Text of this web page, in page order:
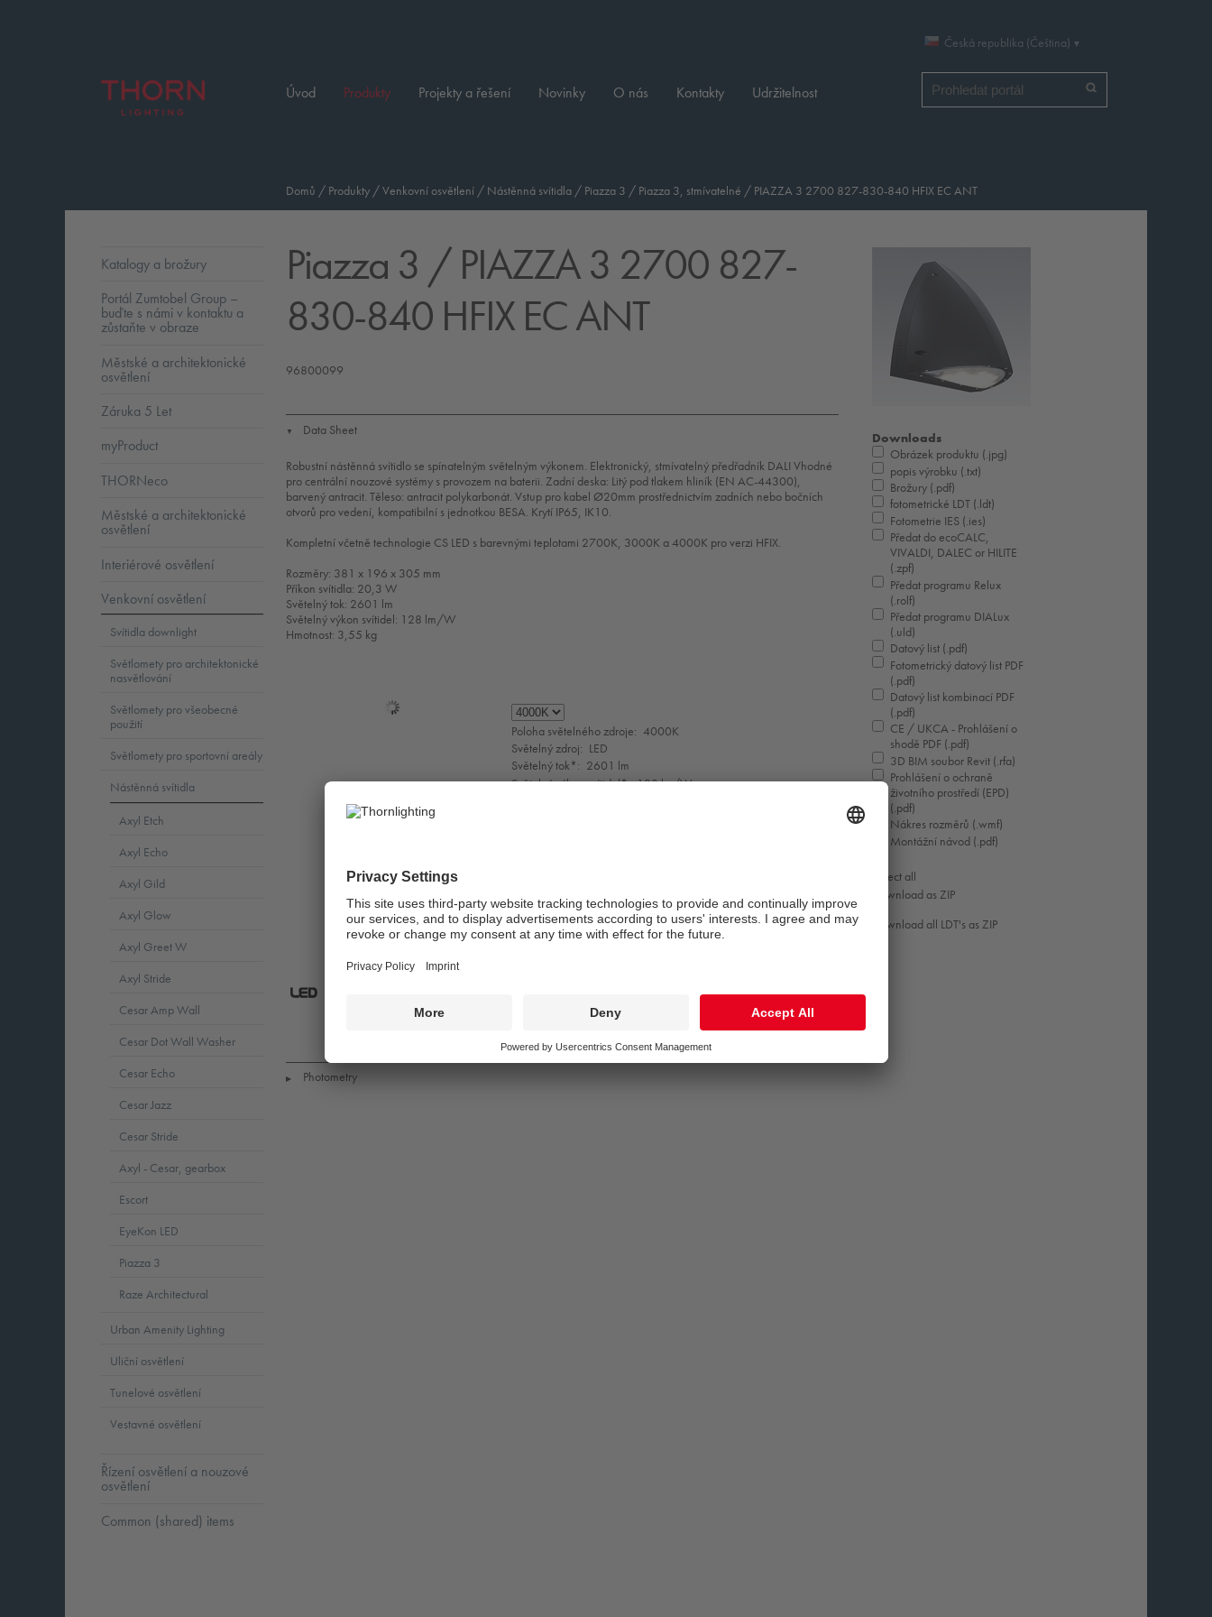
Česká republika (Čeština)
Úvod Produkty Projekty a řešení Novinky O nás Kontakty Udržitelnost
Domů / Produkty /Venkovní osvětlení / Nástěnná svítidla / Piazza 3 / Piazza 3, stmívatelné / PIAZZA 3 2700 827-830-840 HFIX EC ANT
Downloads
Obrázek produktu (.jpg)
popis výrobku (.txt)
Brožury (.pdf)
fotometrické LDT (.ldt)
Fotometrie IES (.ies)
Předat do ecoCALC,
VIVALDI, DALEC or HILITE
(.zpf)
Předat programu Relux
(.rolf)
Předat programu DIALux
(.uld)
Datový list (.pdf)
Fotometrický datový list PDF
(.pdf)
Datový list kombinací PDF
(.pdf)
CE / UKCA - Prohlášení o
shodě PDF (.pdf)
3D BIM soubor Revit (.rfa)
Prohlášení o ochraně
životního prostředí (EPD)
(.pdf)
Nákres rozměrů (.wmf)
Montážní návod (.pdf)
Select all
Download as ZIP
Download all LDT's as ZIP
Piazza 3 / PIAZZA 3 2700 827-
830-840 HFIX EC ANT
96800099
▼ Data Sheet
Robustní nástěnná svítidlo se spínatelným světelným výkonem. Elektronický, stmívatelný předřadník DALI Vhodné
pro centrální nouzové systémy s provozem na baterii. Zadní deska: Litý pod tlakem hliník (EN AC-44300),
barvený antracit. Těleso: antracit polykarbonát. Vstup pro kabel Ø20mm prostřednictvím zadních nebo bočních
otvorů pro vedení, kompatibilní s jednotkou BESA. Krytí IP65, IK10.
Kompletní včetně technologie CS LED s barevnými teplotami 2700K, 3000K a 4000K pro verzi HFIX.
Rozměry: 381 x 196 x 305 mm
Příkon svítidla: 20,3 W
Světelný tok: 2601 lm
Světelný výkon svítidel: 128 lm/W
Hmotnost: 3,55 kg
Mode
selection
Poloha světelného zdroje: 4000K
Světelný zdroj: LED
Světelný tok*: 2601 lm
Světelný výkon svítidel*: 128 lm/W
Řízení: DA2
650° IK10
Ta
-20
to
▶ Photometry
Katalogy a brožury
Portál Zumtobel Group –
buďte s námi v kontaktu a
zůstaňte v obraze
Městské a architektonické
osvětlení
Záruka 5 Let
myProduct
THORNeco
Městské a architektonické
osvětlení
Interiérové osvětlení
Venkovní osvětlení
Svítidla downlight
Světlomety pro architektonické
nasvětlování
Světlomety pro všeobecné
použití
Světlomety pro sportovní areály
Nástěnná svítidla
Axyl Etch
Axyl Echo
Axyl Gild
Axyl Glow
Axyl Greet W
Axyl Stride
Cesar Amp Wall
Cesar Dot Wall Washer
Cesar Echo
Cesar Jazz
Cesar Stride
Axyl - Cesar, gearbox
Escort
EyeKon LED
Piazza 3
Raze Architectural
Urban Amenity Lighting
Uliční osvětlení
Tunelové osvětlení
Vestavné osvětlení
Řízení osvětlení a nouzové
osvětlení
Common (shared) items